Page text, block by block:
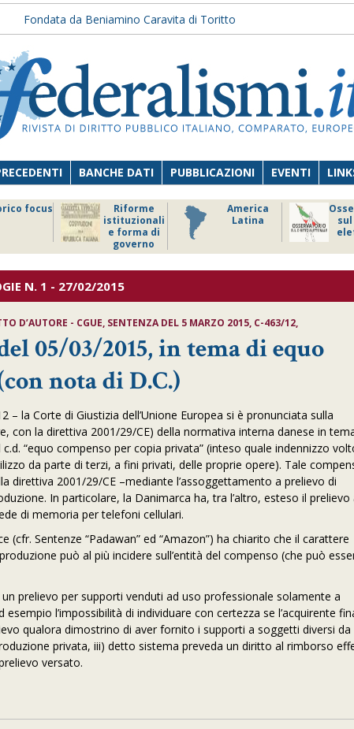
Fondata da Beniamino Caravita di Toritto
BANCHE DATI PUBBLICAZIONI EVENTI
focus
Riforme
istituzionali
e forma di
governo
America
Latina
N. 1 - 27/02/2015
D’AUTORE - CGUE, SENTENZA DEL 5 MARZO 2015, C-463/12,
05/03/2015, in tema di equo
nota di D.C.)
la Corte di Giustizia dell’Unione Europea si è pronunciata sulla
con la direttiva 2001/29/CE) della normativa interna danese in
“equo compenso per copia privata” (inteso quale indennizzo
da parte di terzi, a fini privati, delle proprie opere). Tale
2001/29/CE –mediante l’assoggettamento a prelievo di
In particolare, la Danimarca ha, tra l’altro, esteso il prelievo
di memoria per telefoni cellulari.
Sentenze “Padawan” ed “Amazon”) ha chiarito che il carattere
può al più incidere sull’entità del compenso (che può
prelievo per supporti venduti ad uso professionale solamente a
l’impossibilità di individuare con certezza se l’acquirente
qualora dimostrino di aver fornito i supporti a soggetti diversi da
privata, iii) detto sistema preveda un diritto al rimborso
versato.